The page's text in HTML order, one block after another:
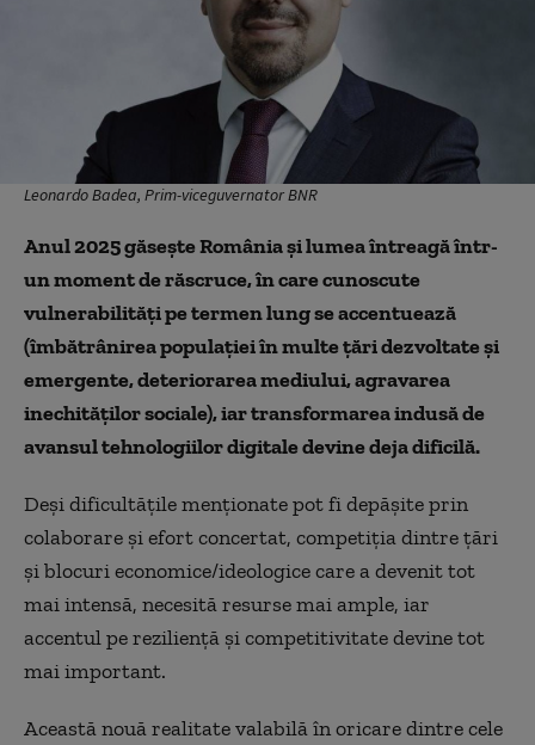
Leonardo Badea, Prim-viceguvernator BNR
Anul 2025 găsește România și lumea întreagă într-
un moment de răscruce, în care cunoscute
vulnerabilități pe termen lung se accentuează
(îmbătrânirea populației în multe țări dezvoltate și
emergente, deteriorarea mediului, agravarea
inechităților sociale), iar transformarea indusă de
avansul tehnologiilor digitale devine deja dificilă.
Deși dificultățile menționate pot fi depășite prin
colaborare și efort concertat, competiția dintre țări
și blocuri economice/ideologice care a devenit tot
mai intensă, necesită resurse mai ample, iar
accentul pe reziliență și competitivitate devine tot
mai important.
Această nouă realitate valabilă în oricare dintre cele